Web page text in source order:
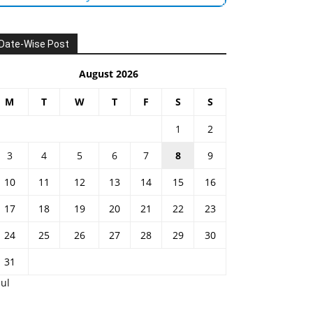
Wise Post
August 2026
M T W T F S S
1
2
3
4 5 6 7 8
9
10
11 12 13 14 15
16
17
18 19 20 21 22
23
24
25 26 27 28 29
30
31